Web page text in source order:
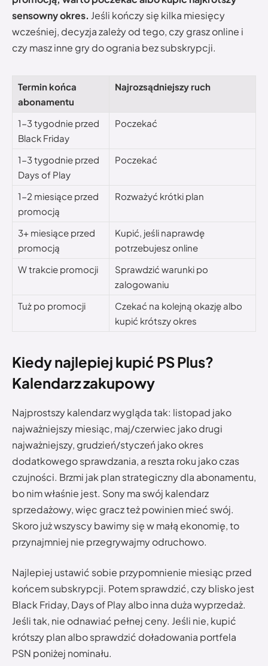
sensowny okres. Jeśli kończy się kilka miesięcy
wcześniej, decyzja zależy od tego, czy grasz online i
czy masz inne gry do ogrania bez subskrypcji.
Termin końca
abonamentu
Najrozsądniejszy ruch
1-3 tygodnie przed
Black Friday
Poczekać
1-3 tygodnie przed
Days of Play
Poczekać
1-2 miesiące przed
promocją
Rozważyć krótki plan
3+ miesiące przed
promocją
Kupić, jeśli naprawdę
potrzebujesz online
W trakcie promocji
Sprawdzić warunki po
zalogowaniu
Tuż po promocji
Czekać na kolejną okazję albo
kupić krótszy okres
Kiedy najlepiej kupić PS Plus?
Kalendarz zakupowy
Najprostszy kalendarz wygląda tak: listopad jako
najważniejszy miesiąc, maj/czerwiec jako drugi
najważniejszy, grudzień/styczeń jako okres
dodatkowego sprawdzania, a reszta roku jako czas
czujności. Brzmi jak plan strategiczny dla abonamentu,
bo nim właśnie jest. Sony ma swój kalendarz
sprzedażowy, więc gracz też powinien mieć swój.
Skoro już wszyscy bawimy się w małą ekonomię, to
przynajmniej nie przegrywajmy odruchowo.
Najlepiej ustawić sobie przypomnienie miesiąc przed
końcem subskrypcji. Potem sprawdzić, czy blisko jest
Black Friday, Days of Play albo inna duża wyprzedaż.
Jeśli tak, nie odnawiać pełnej ceny. Jeśli nie, kupić
krótszy plan albo sprawdzić doładowania portfela
PSN poniżej nominału.